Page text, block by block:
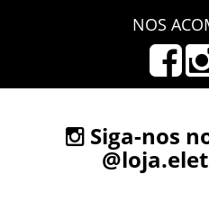
NOS
Siga-nos